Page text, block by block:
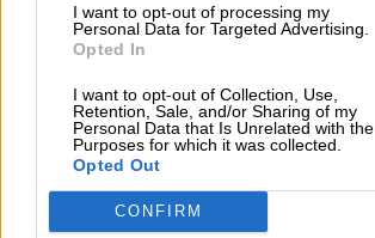
I want to opt-out of processing my
Personal Data for Targeted Advertising.
Opted In
I want to opt-out of Collection, Use,
Retention, Sale, and/or Sharing of my
Personal Data that Is Unrelated with the
Purposes for which it was collected.
Opted Out
CONFIRM